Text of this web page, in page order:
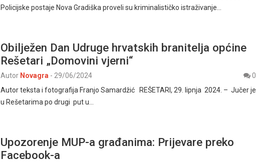
Policijske postaje Nova Gradiška proveli su kriminalističko istraživanje…
Obilježen Dan Udruge hrvatskih branitelja općine
Rešetari „Domovini vjerni“
Autor Novagra - 29/06/2024
0
Autor teksta i fotografija Franjo Samardžić REŠETARI, 29. lipnja 2024. – Jučer je
u Rešetarima po drugi put u…
Upozorenje MUP-a građanima: Prijevare preko
Facebook-a